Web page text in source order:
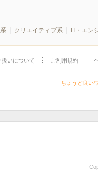
クリエイティブ系 IT・エン
いについて ご利用規約
ちょうど良い